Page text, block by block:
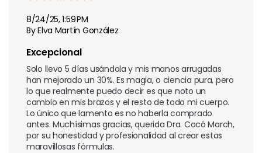
8/24/25, 1:59 PM
By Elva Martín González
Excepcional
Solo llevo 5 días usándola y mis manos arrugadas
han mejorado un 30%. Es magia, o ciencia pura, pero
lo que realmente puedo decir es que noto un
cambio en mis brazos y el resto de todo mi cuerpo.
Lo único que lamento es no haberla comprado
antes. Muchísimas gracias, querida Dra. Cocó March,
por su honestidad y profesionalidad al crear estas
maravillosas fórmulas.